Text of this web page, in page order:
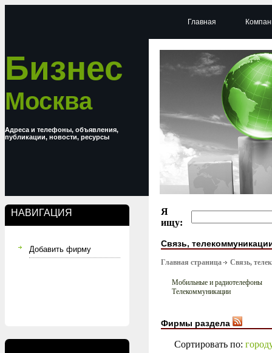
Бизнес
Москва
Адреса и телефоны, объявления,
публикации, новости, ресурсы
НАВИГАЦИЯ
Добавить фирму
Главная
Я
ищу:
Связь,
Главная страница Связь,
Мобильные и радиотелефоны
Телекоммуникации
Фирмы раздела
Сортировать по: